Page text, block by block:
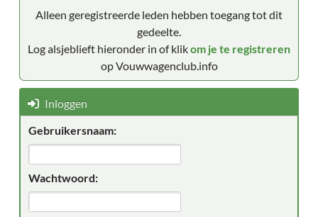
Alleen geregistreerde leden hebben toegang tot dit
gedeelte.
Log alsjeblieft hieronder in of klikom je te registreren
op Vouwwagenclub.info
Inloggen
Gebruikersnaam:
Wachtwoord: